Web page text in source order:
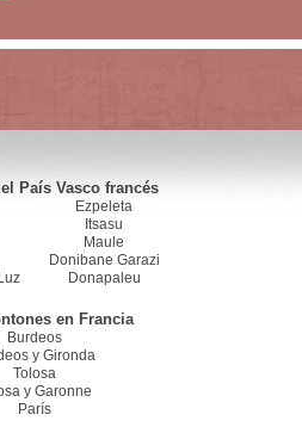
País Vasco francés
Ezpeleta
Itsasu
Maule
Donibane Garazi
Donapaleu
en Francia
Burdeos
y Gironda
Tolosa
y Garonne
París